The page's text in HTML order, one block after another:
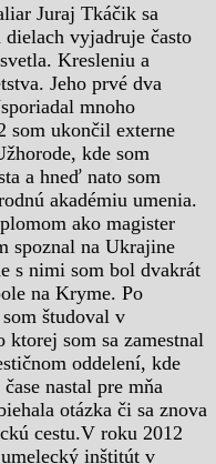
Juraj Tkáčik sa
vyjadruje často
Kresleniu a
Jeho prvé dva
mnoho
som ukončil externe
kde som
a hneď nato som
akadémiu umenia.
ako magister
spoznal na Ukrajine
s nimi som bol dvakrát
na Kryme. Po
študoval v
som sa zamestnal
oddelení, kde
nastal pre mňa
otázka či sa znova
cestu.V roku 2012
inštitút v